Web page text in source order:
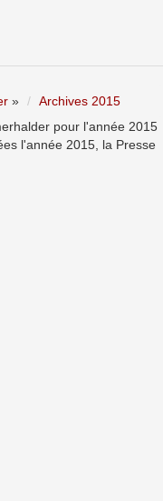
»
Archives 2015
pour l'année 2015
l'année 2015, la Presse